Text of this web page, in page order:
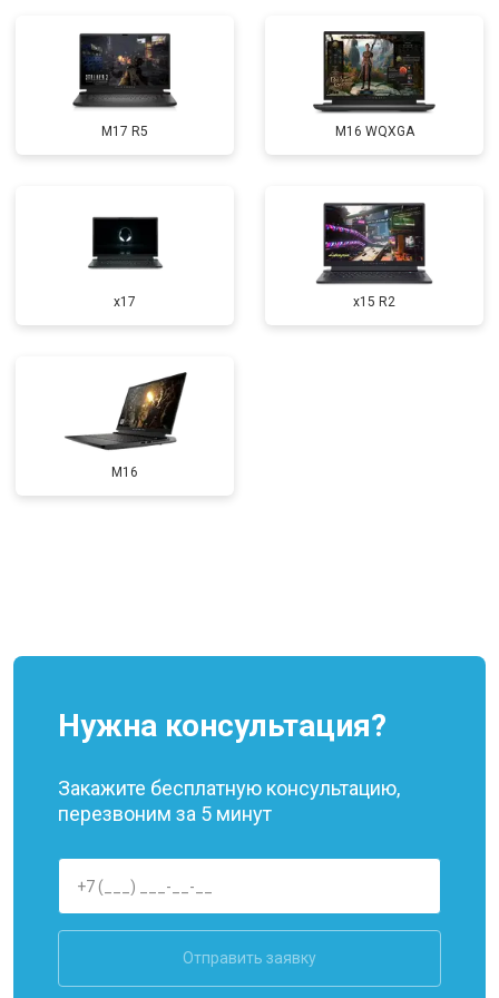
Замена оперативной памяти от 1100 ₽ Заказать
Прошивка BIOS от 1500 ₽ Заказать
Замена северного моста от 3500 ₽
M17 R5 M16 WQXGA
x17 x15 R2
M16
Нужна консультация?
Закажите бесплатную консультацию,
перезвоним за 5 минут
Отправить заявку